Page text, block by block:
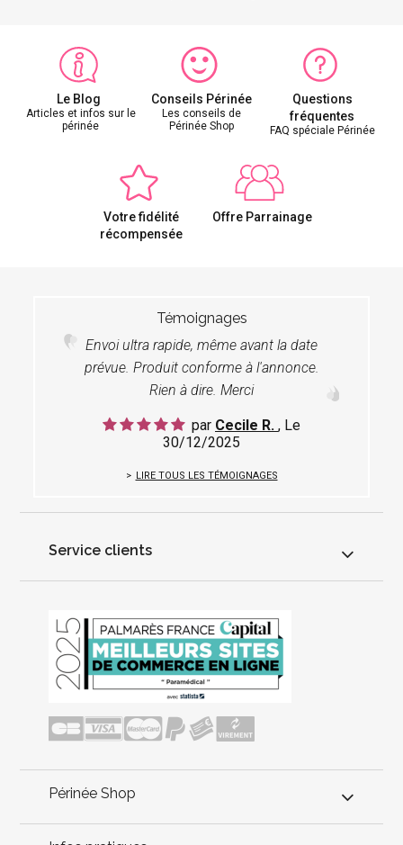
Le Blog
Articles et infos sur le
périnée
Conseils Périnée
Les conseils de
Périnée Shop
Questions
fréquentes
FAQ spéciale Périnée
Votre fidélité
récompensée
Offre Parrainage
Témoignages
Envoi ultra rapide, même avant la date
prévue. Produit conforme à l'annonce.
Rien à dire. Merci
par Cecile R. , Le
30/12/2025
LIRE TOUS LES TÉMOIGNAGES
Service clients
Périnée Shop